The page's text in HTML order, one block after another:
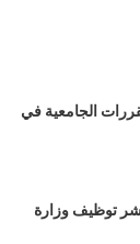
الجامعية في
توظيف وزارة